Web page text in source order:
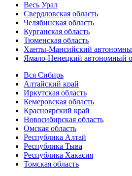
Весь Урал
Свердловская область
Челябинская область
Курганская область
Тюменская область
Ханты-Мансийский
Ямало-Ненецкий автономный
Вся Сибирь
Алтайский край
Иркутская область
Кемеровская область
Красноярский край
Новосибирская область
Омская область
Республика Алтай
Республика Тыва
Республика Хакасия
Томская область